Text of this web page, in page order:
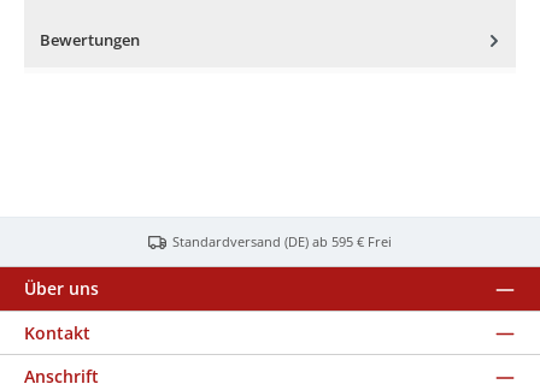
Bewertungen
Standardversand (DE) ab 595 € Frei
Über uns
Kontakt
Anschrift